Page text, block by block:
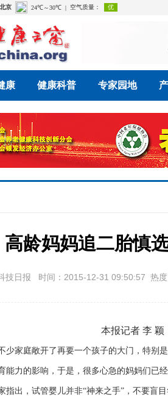
康 健康科普 专家园地
高龄妈妈追二胎慎
技日报 时间：2015-12-31 09:50:57 热
本报记者 李 颖
家庭敞开了再要一个孩子的大门，特别
能力的影响，于是，很多心急的妈妈们已
指出，试管婴儿并非“神来之手”，不要盲